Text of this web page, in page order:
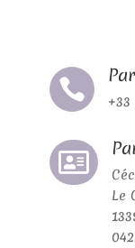
 +33

Le